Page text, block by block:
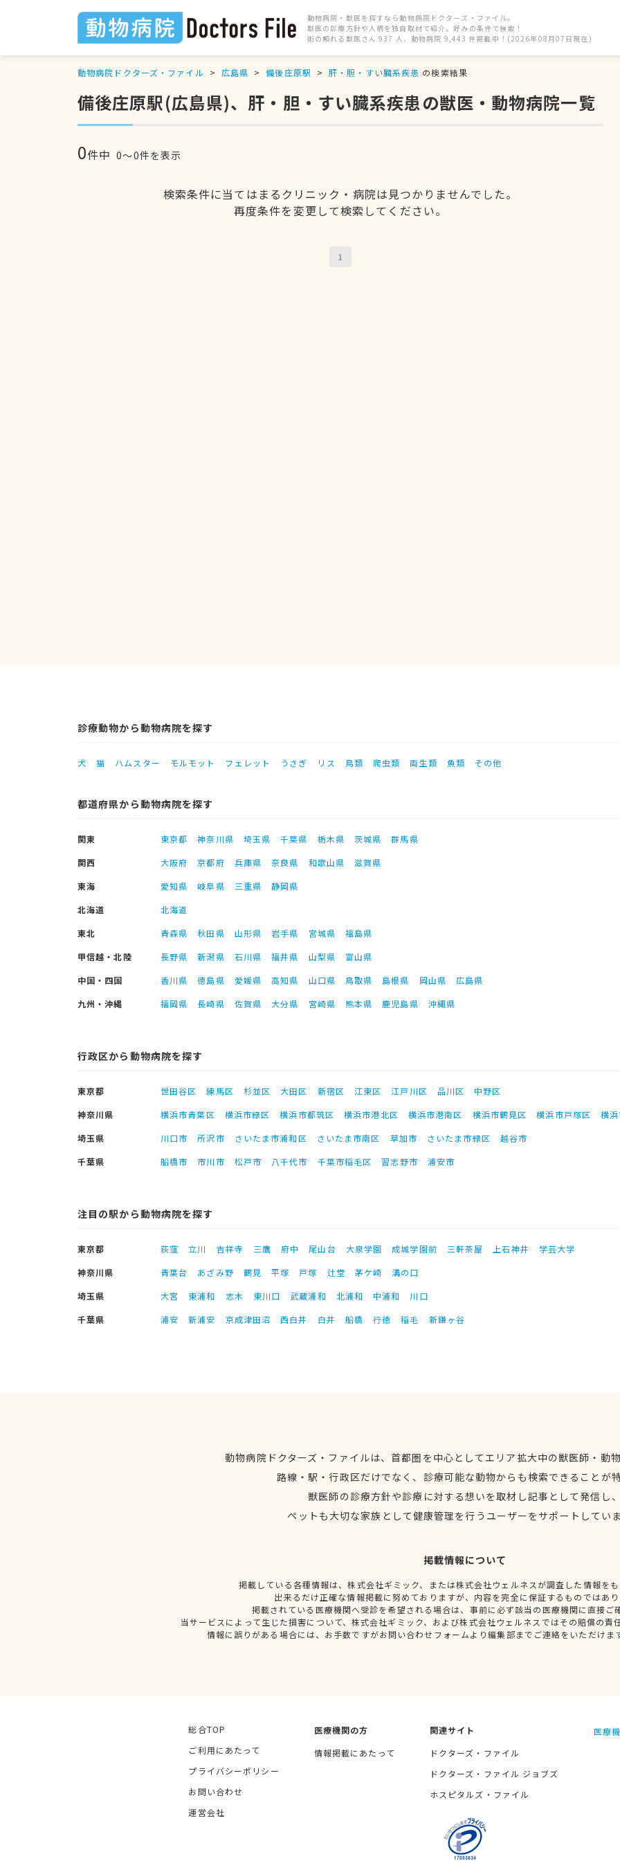
動物病院・獣医を探すなら動物病院ドクターズ・ファイル。
獣医の診療方針や人柄を独自取材で紹介。好みの条件で検索！
街の頼れる獣医さん 937 人、動物病院 9,443 件掲載中！(2026年08月07日現在)
動物病院ドクターズ・ファイル 広島県 備後庄原駅 肝・胆・すい臓系疾患 の検索結果
備後庄原駅(広島県)、肝・胆・すい臓系疾患の獣医・動物病院一覧
0件中 0〜0件を表示
検索条件に当てはまるクリニック・病院は見つかりませんでした。
再度条件を変更して検索してください。
1
診療動物から動物病院を探す
犬 猫 ハムスター モルモット フェレット うさぎ リス 鳥類 爬虫類 両生類 魚類 その他
都道府県から動物病院を探す
関東 東京都 神奈川県 埼玉県 千葉県 栃木県 茨城県
群馬県
関西
大阪府 京都府 兵庫県 奈良県 和歌山県
滋賀県
東海
愛知県 岐阜県 三重県
静岡県
北海道
北海道
東北
青森県 秋田県 山形県 岩手県 宮城県
福島県
甲信越・北陸
長野県 新潟県 石川県 福井県 山梨県
富山県
中国・四国
香川県 徳島県 愛媛県 高知県 山口県 鳥取県 島根県 岡山県
広島県
九州・沖縄
福岡県 長崎県 佐賀県 大分県 宮崎県 熊本県 鹿児島県 沖縄県
行政区から動物病院を探す
東京都 世田谷区 練馬区 杉並区 大田区 新宿区 江東区 江戸川区 品川区
中野区
神奈川県
横浜市青葉区 横浜市緑区 横浜市都筑区 横浜市港北区 横浜市港南区 横浜市鶴見区 横浜市戸塚区
横
埼玉県
川口市 所沢市 さいたま市浦和区 さいたま市南区 草加市 さいたま市緑区
越谷市
千葉県
船橋市 市川市 松戸市 八千代市 千葉市稲毛区 習志野市 浦安市
注目の駅から動物病院を探す
東京都 荻窪 立川 吉祥寺 三鷹 府中 尾山台 大泉学園 成城学園前 三軒茶屋 上石神井
学芸大学
神奈川県
青葉台 あざみ野 鶴見 平塚 戸塚 辻堂 茅ケ崎
溝の口
埼玉県
大宮 東浦和 志木 東川口 武蔵浦和 北浦和 中浦和
川口
千葉県
浦安 新浦安 京成津田沼 西白井 白井 船橋 行徳 稲毛 新鎌ヶ谷
動物病院ドクターズ・ファイルは、首都圏を中心としてエリア拡大中の獣医師・動
路線・駅・行政区だけでなく、診療可能な動物からも検索できることが
獣医師の診療方針や診療に対する想いを取材し記事として発信し
ペットも大切な家族として健康管理を行うユーザーをサポートしてい
掲載情報について
掲載している各種情報は、株式会社ギミック、または株式会社ウェルネスが調査した情報を
出来るだけ正確な情報掲載に努めておりますが、内容を完全に保証するものではあ
掲載されている医療機関へ受診を希望される場合は、事前に必ず該当の医療機関に直接ご
当サービスによって生じた損害について、株式会社ギミック、および株式会社ウェルネスではその賠償の責
情報に誤りがある場合には、お手数ですがお問い合わせフォームより編集部までご連絡をいただけま
総合TOP
ご利用にあたって
プライバシーポリシー
お問い合わせ
運営会社
医療機関の方
情報掲載にあたって
関連サイト
ドクターズ・ファイル
ドクターズ・ファイル ジョブズ
ホスピタルズ・ファイル
医療